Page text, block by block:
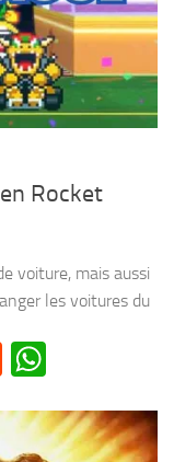
Rocket
voiture, mais aussi
les voitures du
Reddit